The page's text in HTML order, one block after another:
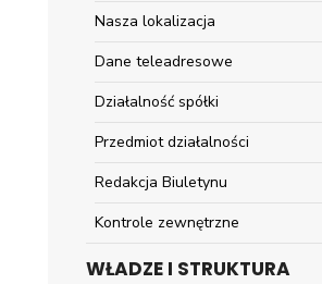
Nasza lokalizacja
Dane teleadresowe
Działalność spółki
Przedmiot działalności
Redakcja Biuletynu
Kontrole zewnętrzne
WŁADZE I STRUKTURA